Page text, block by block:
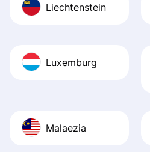
Liechtenstein
Luxemburg
Malaezia